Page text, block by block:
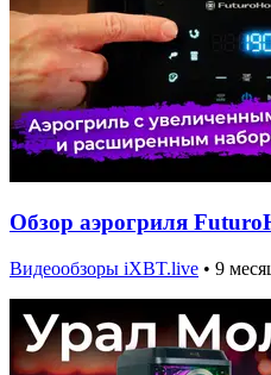
Обзор аэрогриля
Видеообзоры iXBT.live • 9